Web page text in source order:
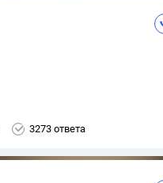
3273 ответа